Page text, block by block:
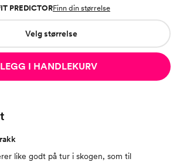
Velg størrelse
LEGG I HANDLEKURV
like godt på tur i skogen, som til